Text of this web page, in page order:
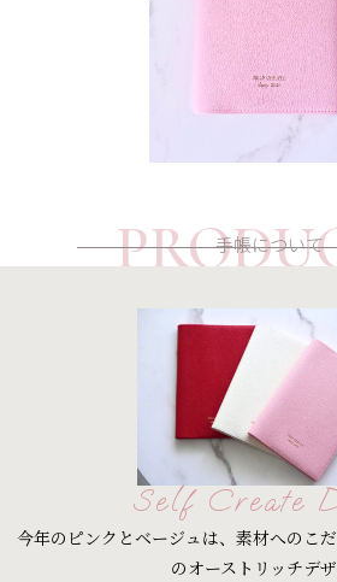
手帳について
Self Create
今年のピンクとベージュは、素材へのこ
のオーストリッチデ